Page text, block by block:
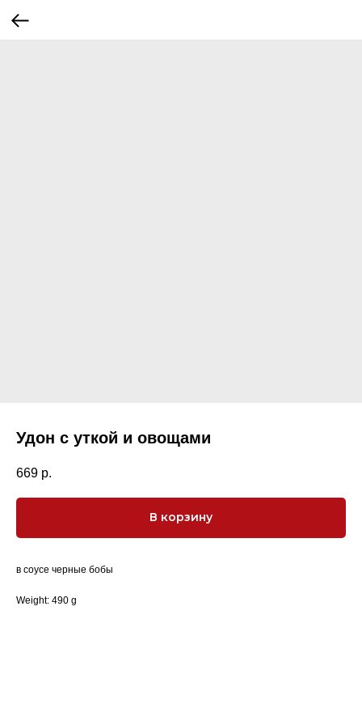
Удон с уткой и овощами
669 р.
В корзину
в соусе черные бобы
Weight: 490 g